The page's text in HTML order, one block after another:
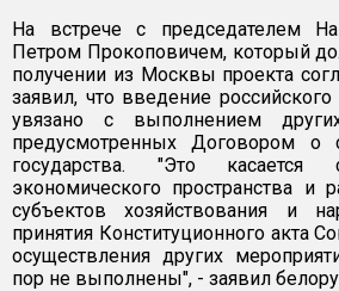
На встрече с председателем
Петром Прокоповичем, который
получении из Москвы проекта
заявил, что введение
увязано с выполнением других
предусмотренных Договором о
государства. "Это касается
экономического пространства и
субъектов хозяйствования и
принятия Конституционного акта
осуществления других
пор не выполнены", - заявил